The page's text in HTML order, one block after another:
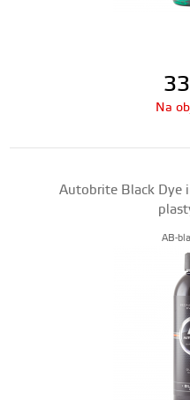
Na
Autobrite Black Dye
AB-